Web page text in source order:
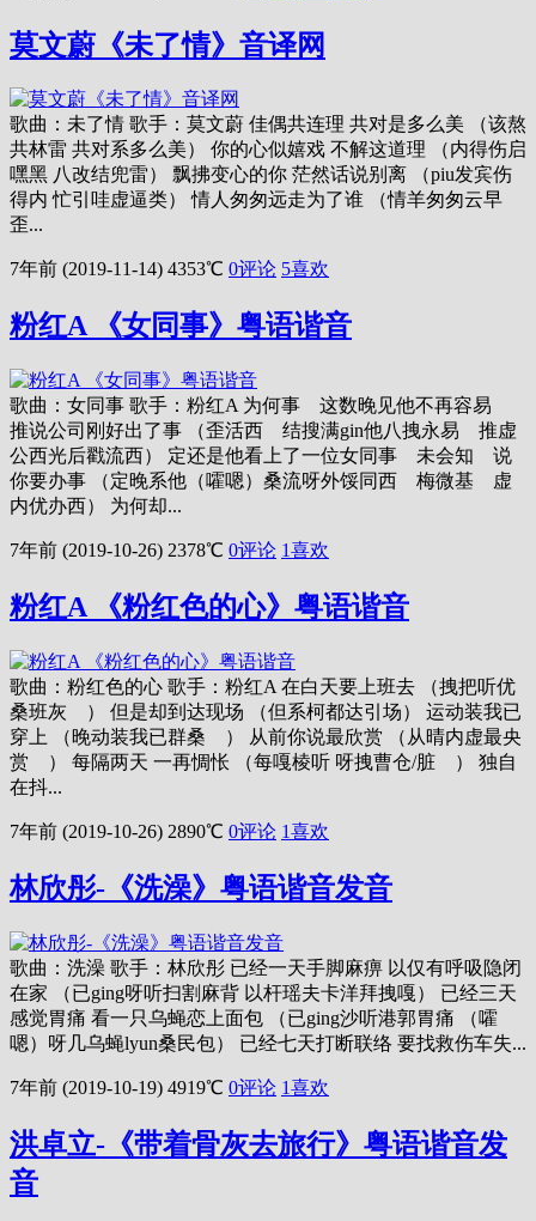
莫文蔚《未了情》音译网
歌曲：未了情 歌手：莫文蔚 佳偶共连理 共对是多么美 （该熬
共林雷 共对系多么美） 你的心似嬉戏 不解这道理 （内得伤启
嘿黑 八改结兜雷） 飘拂变心的你 茫然话说别离 （piu发宾伤
得内 忙引哇虚逼类） 情人匆匆远走为了谁 （情羊匆匆云早
歪...
7年前 (2019-11-14) 4353℃ 0评论 5喜欢
粉红A 《女同事》粤语谐音
歌曲：女同事 歌手：粉红A 为何事 这数晚见他不再容易
推说公司刚好出了事 （歪活西 结搜满gin他八拽永易 推虚
公西光后戳流西） 定还是他看上了一位女同事 未会知 说
你要办事 （定晚系他（嚯嗯）桑流呀外馁同西 梅微基 虚
内优办西） 为何却...
7年前 (2019-10-26) 2378℃ 0评论 1喜欢
粉红A 《粉红色的心》粤语谐音
歌曲：粉红色的心 歌手：粉红A 在白天要上班去 （拽把听优
桑班灰 ） 但是却到达现场 （但系柯都达引场） 运动装我已
穿上 （晚动装我已群桑 ） 从前你说最欣赏 （从晴内虚最央
赏 ） 每隔两天 一再惆怅 （每嘎棱听 呀拽曹仓/脏 ） 独自
在抖...
7年前 (2019-10-26) 2890℃ 0评论 1喜欢
林欣彤-《洗澡》粤语谐音发音
歌曲：洗澡 歌手：林欣彤 已经一天手脚麻痹 以仅有呼吸隐闭
在家 （已ging呀听扫割麻背 以杆瑶夫卡洋拜拽嘎） 已经三天
感觉胃痛 看一只乌蝇恋上面包 （已ging沙听港郭胃痛 （嚯
嗯）呀几乌蝇lyun桑民包） 已经七天打断联络 要找救伤车失...
7年前 (2019-10-19) 4919℃ 0评论 1喜欢
洪卓立-《带着骨灰去旅行》粤语谐音发
音